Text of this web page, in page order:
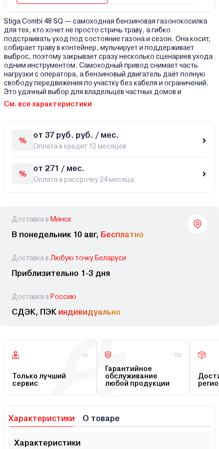
Stiga Combi 48 SQ — самоходная бензиновая газонокосилка
для тех, кто хочет не просто стричь траву, а гибко
подстраивать уход под состояние газона и сезон. Она косит,
собирает траву в контейнер, мульчирует и поддерживает
выброс, поэтому закрывает сразу несколько сценариев ухода
одним инструментом. Самоходный привод снимает часть
нагрузки с оператора, а бензиновый двигатель даёт полную
свободу передвижения по участку без кабеля и ограничений.
Это удачный выбор для владельцев частных домов и
См. все характеристики
от 37 руб. руб. / мес.
Оплата в кредит 12 месяцев
от 271 / мес.
Оплата в рассрочку 24 месяца
Доставка в Минск
В понедельник 10 авг, Бесплатно
Доставка в Любую точку Беларуси
Приблизительно 1-3 дня
Доставка в Россию
СДЭК, ПЭК индивидуально
01
Только лучший
сервис
02
Гарантийное
обслуживание
любой продукции
Характеристики О товаре
Характеристики